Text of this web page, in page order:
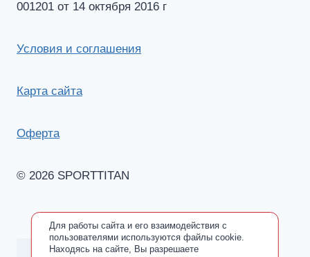
001201 от 14 октября 2016 г
Условия и соглашения
Карта сайта
Оферта
© 2026 SPORTTITAN
Для работы сайта и его взаимодействия с
пользователями используются файлы cookie.
Находясь на сайте, Вы разрешаете